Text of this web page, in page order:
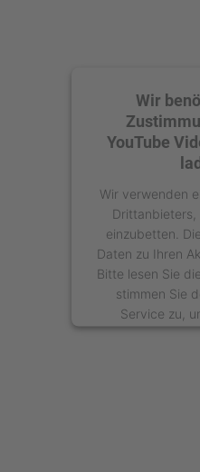
Wir
YouTube
Wir verwenden
Drittanbieters,
einzubetten.
Daten zu Ihren
Bitte lesen Sie
stimmen Sie
Service zu,